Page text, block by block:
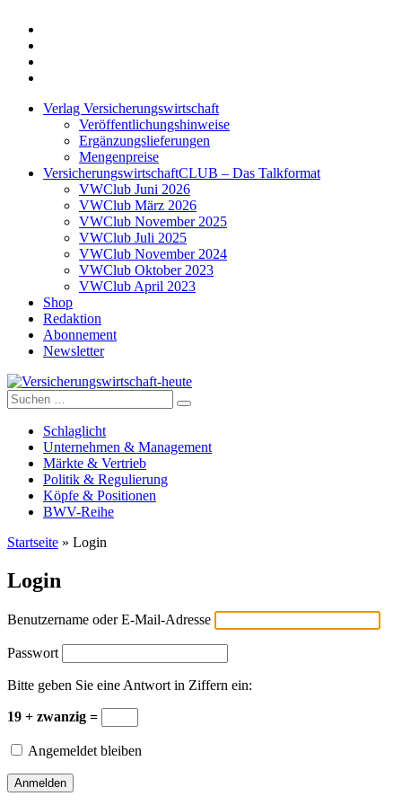
Verlag Versicherungswirtschaft
Veröffentlichungshinweise
Ergänzungslieferungen
Mengenpreise
VersicherungswirtschaftCLUB – Das Talkformat
VWClub Juni 2026
VWClub März 2026
VWClub November 2025
VWClub Juli 2025
VWClub November 2024
VWClub Oktober 2023
VWClub April 2023
Shop
Redaktion
Abonnement
Newsletter
Versicherungswirtschaft-heute
Suche
nach:
Schlaglicht
Unternehmen & Management
Märkte & Vertrieb
Politik & Regulierung
Köpfe & Positionen
BWV-Reihe
Startseite » Login
Login
Benutzername oder E-Mail-Adresse
Passwort
Bitte geben Sie eine Antwort in Ziffern ein:
19 + zwanzig =
Angemeldet bleiben